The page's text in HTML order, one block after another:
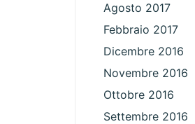
Agosto 2017
Febbraio 2017
Dicembre 2016
Novembre 2016
Ottobre 2016
Settembre 2016